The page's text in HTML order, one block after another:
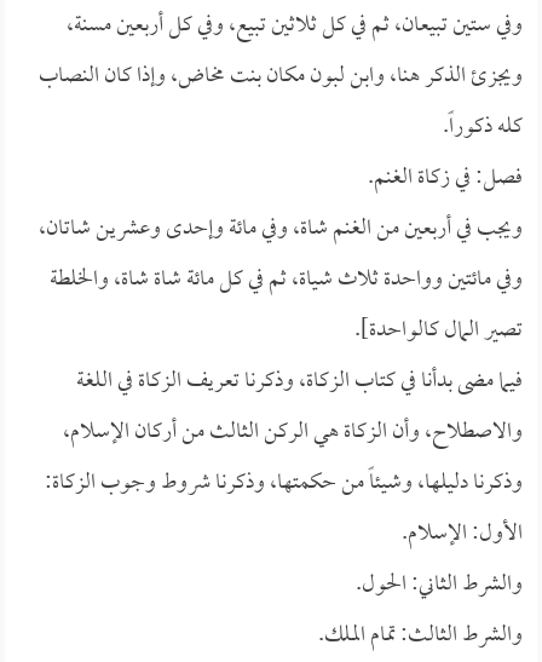
وفي ستين تبيعان، ثم في كل ثلاثين تبيع، وفي كل أربعين مسنة،
ويجزئ الذكر هنا، وابن لبون مكان بنت مخاض، وإذا كان النصاب
كله ذكوراً.
فصل: في زكاة الغنم.
ويجب في أربعين من الغنم شاة، وفي مائة وإحدى وعشرين شاتان،
وفي مائتين وواحدة ثلاث شياة، ثم في كل مائة شاة شاة، والخلطة
تصير المال كالواحدة].
فيما مضى بدأنا في كتاب الزكاة، وذكرنا تعريف الزكاة في اللغة
والاصطلاح، وأن الزكاة هي الركن الثالث من أركان الإسلام،
وذكرنا دليلها، وشيئاً من حكمتها، وذكرنا شروط وجوب الزكاة:
الأول: الإسلام.
والشرط الثاني: الحول.
والشرط الثالث: تمام الملك.